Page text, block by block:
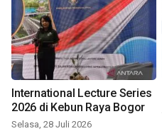
International Lecture Series
2026 di Kebun Raya Bogor
Selasa, 28 Juli 2026